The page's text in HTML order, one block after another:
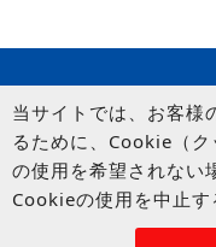
© UP
当サイトでは、お客様
るために、Cookie（
の使用を希望されない
Cookieの使用を中止す